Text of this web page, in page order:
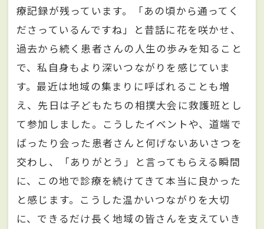
療記録が残っています。「あの頃から通ってく
ださっているんですね」と昔話に花を咲かせ、
過去から続く患者さんの人生の歩みを知ること
で、私自身もより深いつながりを感じていま
す。最近は地域の集まりに呼ばれることも増
え、先日は子どもたちの相撲大会に救護班とし
て参加しました。こうしたイベントや、道端で
ばったり会った患者さんと何げないあいさつを
交わし、「ありがとう」と言ってもらえる瞬間
に、この地で診療を続けてきて本当に良かった
と感じます。こうした温かいつながりを大切
に、できるだけ長く地域の皆さんを支えていき